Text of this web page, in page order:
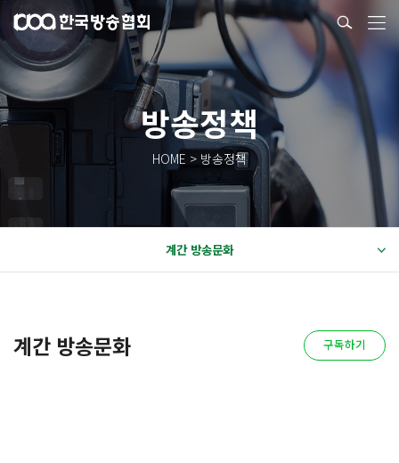
방송정책
HOME > 방송정책
계간 방송문화
계간 방송문화 구독하기